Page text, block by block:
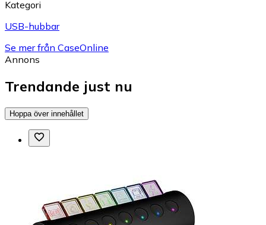
Kategori
USB-hubbar
Se mer från CaseOnline
Annons
Trendande just nu
Hoppa över innehållet